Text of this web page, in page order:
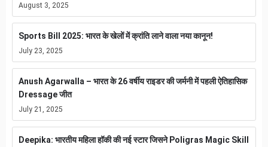
August 3, 2025
Sports Bill 2025: भारत के खेलों में क्रांति लाने वाला नया कानून!
July 23, 2025
Anush Agarwalla – भारत के 26 वर्षीय राइडर की जर्मनी में पहली ऐतिहासिक
Dressage जीत
July 21, 2025
Deepika: भारतीय महिला हॉकी की नई स्टार जिसने Poligras Magic Skill